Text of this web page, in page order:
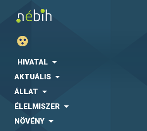
HIVATAL
AKTUÁLIS
ÁLLAT
ÉLELMISZER
NÖVÉNY